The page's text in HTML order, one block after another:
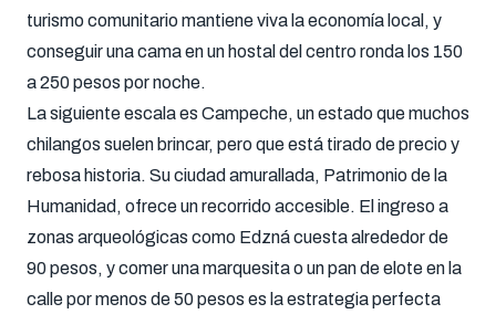
turismo comunitario mantiene viva la economía local, y
conseguir una cama en un hostal del centro ronda los 150
a 250 pesos por noche.
La siguiente escala es Campeche, un estado que muchos
chilangos suelen brincar, pero que está tirado de precio y
rebosa historia. Su ciudad amurallada, Patrimonio de la
Humanidad, ofrece un recorrido accesible. El ingreso a
zonas arqueológicas como Edzná cuesta alrededor de
90 pesos, y comer una marquesita o un pan de elote en la
calle por menos de 50 pesos es la estrategia perfecta